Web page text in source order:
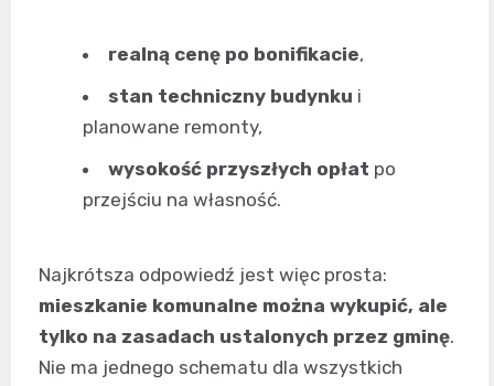
realną cenę po bonifikacie,
stan techniczny budynku i
planowane remonty,
wysokość przyszłych opłat po
przejściu na własność.
Najkrótsza odpowiedź jest więc prosta:
mieszkanie komunalne można wykupić, ale
tylko na zasadach ustalonych przez gminę.
Nie ma jednego schematu dla wszystkich